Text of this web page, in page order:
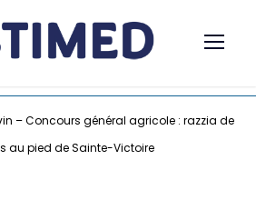
– Concours général agricole : razzia de
au pied de Sainte-Victoire